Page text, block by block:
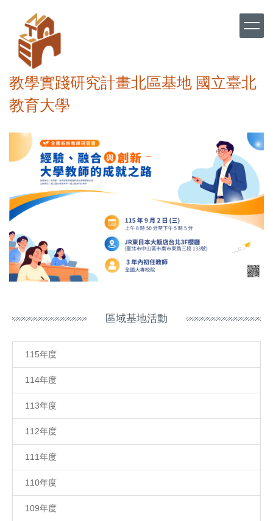
區
教學實踐研究計畫北區基地 國立臺北
教育大學
區域基地活動
115年度
114年度
113年度
112年度
111年度
110年度
109年度